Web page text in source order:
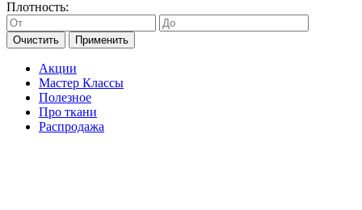
Плотность:
Очистить Применить
Акции
Мастер Классы
Полезное
Про ткани
Распродажа